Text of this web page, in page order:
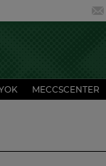
MECCSCENTER